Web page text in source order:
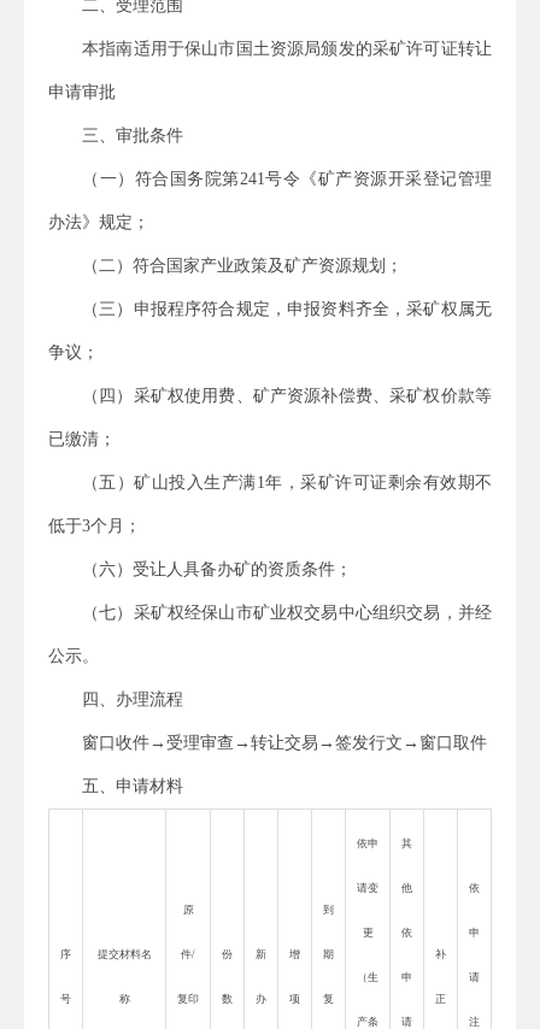
二、受理范围
本指南适用于保山市国土资源局颁发的采矿许可证转让
申请审批
三、审批条件
（一）符合国务院第241 号令《矿产资源开采登记管理
办法》规定；
（二）符合 国家产业政策及矿产资源规划；
（三）申报程序符合规定，申报资料齐全，采矿权属无
争议；
（四）采矿权使用费、矿产资源补偿费、采矿权价款等
已缴清；
（五）矿山投入生产满1 年，采矿许可证剩余有效期不
低于3个月；
（六）受让人具备办矿的资质条件；
（七）采矿权经保山市矿业权交易中心组织交易，并经
公示。
四、办理流程
窗口收件→受理审查→转让交易→签发行文→窗口取件
五、申请材料
序
号
提交材料名
称
原
件/
复印
份
数
新
办
增
项
到
期
复
依申
请变
更
（生
产条
其
他
依
申
请
补
正
依
申
请
注